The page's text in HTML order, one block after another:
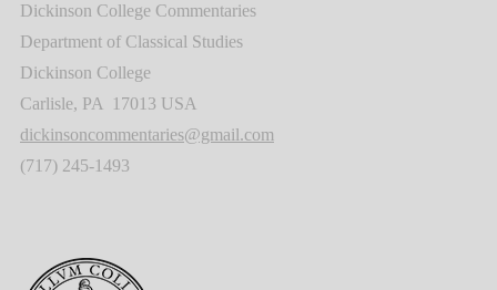
Dickinson College Commentaries
Department of Classical Studies
Dickinson College
Carlisle, PA 17013 USA
dickinsoncommentaries@gmail.com
(717) 245-1493